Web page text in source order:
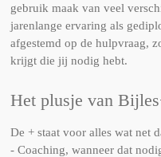
gebruik maak van veel
jarenlange ervaring als
afgestemd op de hulpvraag,
krijgt die jij nodig hebt.
Het plusje van
De + staat voor alles wat net
- Coaching, wanneer dat